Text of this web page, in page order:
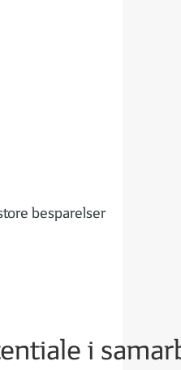
besparelser
i